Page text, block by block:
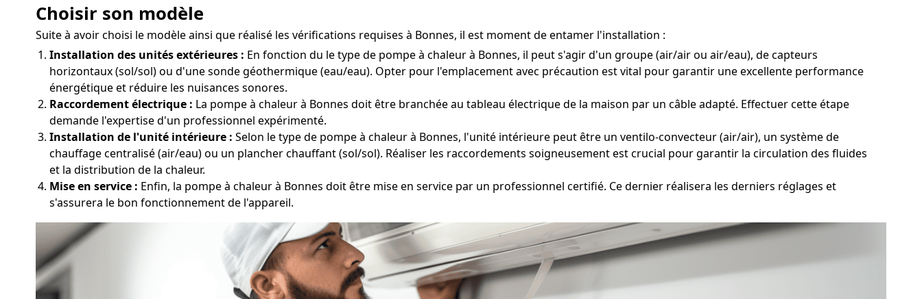
Choisir son modèle
Suite à avoir choisi le modèle ainsi que réalisé les vérifications requises à Bonnes, il est moment de entamer l'installation :
Installation des unités extérieures : En fonction du le type de pompe à chaleur à Bonnes, il peut s'agir d'un groupe (air/air ou air/eau), de capteurs
horizontaux (sol/sol) ou d'une sonde géothermique (eau/eau). Opter pour l'emplacement avec précaution est vital pour garantir une excellente performance
énergétique et réduire les nuisances sonores.
Raccordement électrique : La pompe à chaleur à Bonnes doit être branchée au tableau électrique de la maison par un câble adapté. Effectuer cette étape
demande l'expertise d'un professionnel expérimenté.
Installation de l'unité intérieure : Selon le type de pompe à chaleur à Bonnes, l'unité intérieure peut être un ventilo-convecteur (air/air), un système de
chauffage centralisé (air/eau) ou un plancher chauffant (sol/sol). Réaliser les raccordements soigneusement est crucial pour garantir la circulation des fluides
et la distribution de la chaleur.
Mise en service : Enfin, la pompe à chaleur à Bonnes doit être mise en service par un professionnel certifié. Ce dernier réalisera les derniers réglages et
s'assurera le bon fonctionnement de l'appareil.